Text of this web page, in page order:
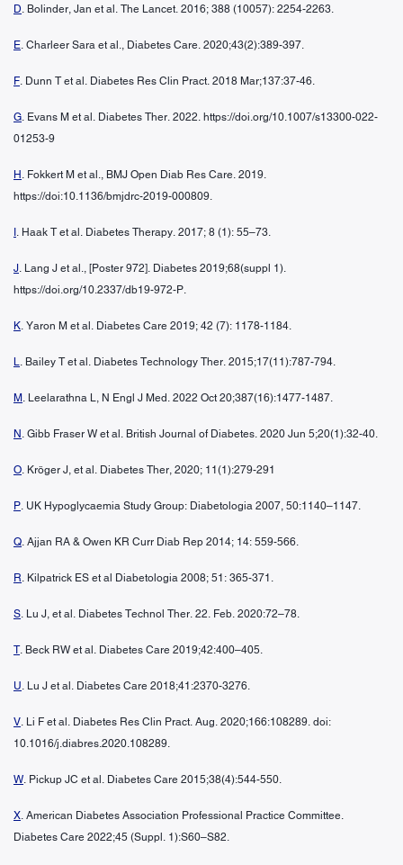
D. Bolinder, Jan et al. The Lancet. 2016; 388 (10057): 2254-2263.
E. Charleer Sara et al., Diabetes Care. 2020;43(2):389-397.
F. Dunn T et al. Diabetes Res Clin Pract. 2018 Mar;137:37-46.
G. Evans M et al. Diabetes Ther. 2022. https://doi.org/10.1007/s13300-022-
01253-9
H . Fokkert M et al., BMJ Open Diab Res Care. 2019.
https://doi:10.1136/bmjdrc-2019-000809.
. Haak T et al. Diabetes Therapy. 2017; 8 (1): 55–73.
J. Lang J et al., [Poster 972]. Diabetes 2019;68(suppl 1).
https://doi.org/10.2337/db19-972-P.
K. Yaron M et al. Diabetes Care 2019; 42 (7): 1178-1184.
L. Bailey T et al. Diabetes Technology Ther. 2015;17(11):787-794.
M . Leelarathna L, N Engl J Med. 2022 Oct 20;387(16):1477-1487.
N . Gibb Fraser W et al. British Journal of Diabetes. 2020 Jun 5;20(1):32-40.
O. Kröger J, et al. Diabetes Ther, 2020; 11(1):279-291
P. UK Hypoglycaemia Study Group: Diabetologia 2007, 50:1140–1147.
Q. Ajjan RA & Owen KR Curr Diab Rep 2014; 14: 559-566.
R. Kilpatrick ES et al Diabetologia 2008; 51: 365-371.
S. Lu J, et al. Diabetes Technol Ther. 22. Feb. 2020:72–78.
T. Beck RW et al. Diabetes Care 2019;42:400–405.
U. Lu J et al. Diabetes Care 2018;41:2370-3276.
V. Li F et al. Diabetes Res Clin Pract. Aug. 2020;166:108289. doi:
10.1016/j.diabres.2020.108289.
W. Pickup JC et al. Diabetes Care 2015;38(4):544-550.
X. American Diabetes Association Professional Practice Committee.
Diabetes Care 2022;45 (Suppl. 1):S60–S82.